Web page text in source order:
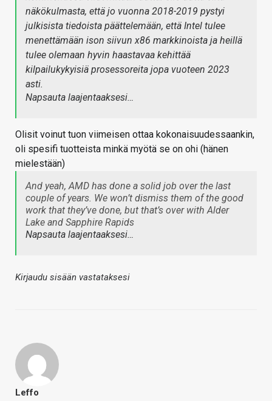
näkökulmasta, että jo vuonna 2018-2019 pystyi
julkisista tiedoista päättelemään, että Intel tulee
menettämään ison siivun x86 markkinoista ja heillä
tulee olemaan hyvin haastavaa kehittää
kilpailukykyisiä prosessoreita jopa vuoteen 2023
asti.
Napsauta laajentaaksesi…
Olisit voinut tuon viimeisen ottaa kokonaisuudessaankin,
oli spesifi tuotteista minkä myötä se on ohi (hänen
mielestään)
And yeah, AMD has done a solid job over the last
couple of years. We won’t dismiss them of the good
work that they’ve done, but that’s over with Alder
Lake and Sapphire Rapids
Napsauta laajentaaksesi…
Kirjaudu sisään vastataksesi
Leffo